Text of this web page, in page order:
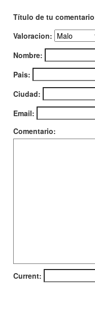
Título de tu
Valoracion:
Nombre:
Pais:
Ciudad:
Email:
Comentario:
Current: